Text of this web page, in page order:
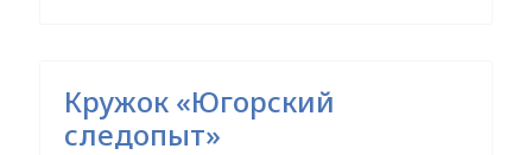
Кружок «Югорский
следопыт»